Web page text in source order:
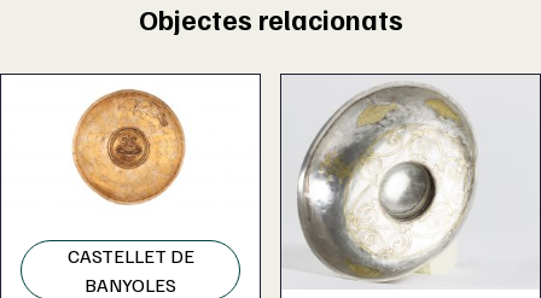
Objectes relacionats
CASTELLET DE
BANYOLES